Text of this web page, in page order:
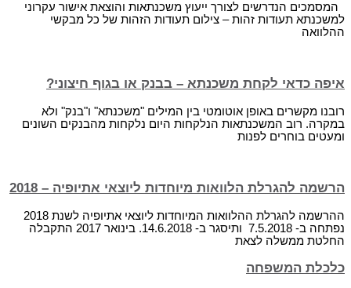
המסמכים הנדרשים לצורך ייעוץ משכנתאות והוצאת אישור עקרוני
למשכנתא תעודות זהות – צילום תעודות הזהות של כל מבקשי
ההלוואה
איפה כדאי לקחת משכנתא – בבנק או בגוף חיצוני?
רובנו מקשרים באופן אוטומטי בין המילים "משכנתא" ו"בנק" ולא
במקרה. רוב המשכנתאות הנלקחות היום נלקחות מהבנקים השונים
ומעטים בוחרים לפנות
הרשמה להגרלת הלוואות מיוחדות ליוצאי אתיופיה – 2018
ההרשמה להגרלת ההלוואות המיוחדות ליוצאי אתיופיה לשנת 2018
נפתחה ב- 7.5.2018 ותיסגר ב- 14.6.2018. בינואר 2017 התקבלה
החלטת ממשלה לצאת
כלכלת המשפחה